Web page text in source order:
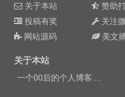
关于本站 赞助
投稿有奖
关注
网站源码
美文
关于本站
一个00后的个人博客....